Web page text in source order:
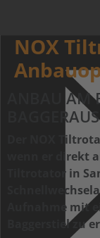
NOX
ANBAU AM
Der NOX
wenn er direkt
Tiltrotator in
Aufnahme mit
Baggerstiel zu